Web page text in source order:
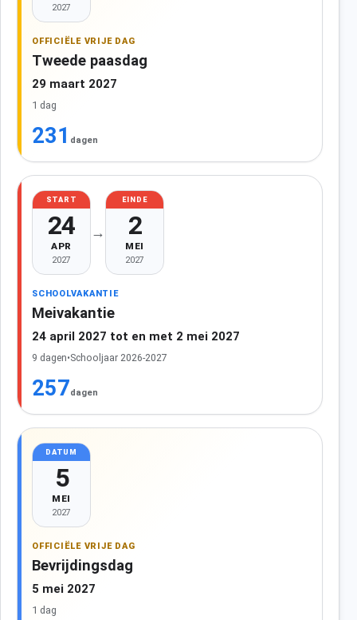
2027
OFFICIËLE VRIJE DAG
Tweede paasdag
29 maart 2027
1 dag
231 dagen
START
24
APR
2027
→
EINDE
2
MEI
2027
SCHOOLVAKANTIE
Meivakantie
24 april 2027 tot en met 2 mei 2027
9 dagen•Schooljaar 2026-2027
257dagen
DATUM
5
MEI
2027
OFFICIËLE VRIJE DAG
Bevrijdingsdag
5 mei 2027
1 dag